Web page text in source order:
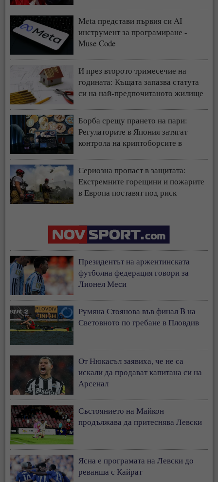
Meta представи първия си AI
инструмент за програмиране -
Muse Code
И през второто тримесечие на
годината: Къщата запазва статута
си на най-предпочитаното жилище
Борба срещу прането на пари:
Регулаторите в Япония затягат
контрола на криптоборсите в
Сериозна пропаст в защитата:
Екстремните горещини и пожарите
в Европа поставят под риск
Президентът на аржентинската
футболна федерация говори за
Лионел Меси
Румяна Стоянова във финал B на
Световното по гребане в Пловдив
От Нюкасъл заявиха, че не са
искали да продават капитана си на
Арсенал
Състоянието на Майкон
продължава да притеснява Левски
Ясна е програмата на Левски до
реванша с Кайрат